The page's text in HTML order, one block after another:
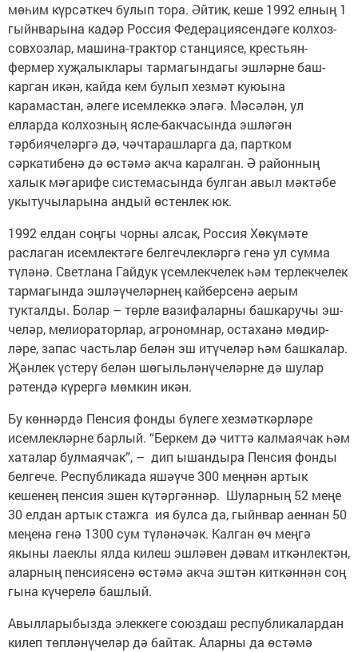
мөһим күрсәткеч булып тора. Әйтик, кеше 1992 ел­ның 1
гыйнварына кадәр Рос­сия Федерациясендәге колхоз-
совхозлар, машина-трактор станциясе, крес­тьян­-
фермер хуҗалыклары тармагындагы эшләрне баш­
карган икән, кайда кем булып хезмәт куюына
карамастан, әлеге исемлеккә эләгә. Мәсәлән, ул
елларда колхозның ясле-бакча­сында эшләгән
тәрбияче­ләргә дә, чәчтарашларга да, партком
сәркатибенә дә өстәмә акча каралган. Ә районның
халык мәгарифе системасында булган авыл мәктәбе
укытучыларына ан­дый өс­тенлек юк.
1992 елдан соңгы чорны алсак, Россия Хөкүмәте
раслаган исемлектәге белгеч­лек­ләргә генә ул сумма
түләнә. Светлана Гайдук үсемлекчелек һәм терлекчелек
тармагында эшләүче­ләрнең кайберсенә аерым
тукталды. Болар – төрле вазифаларны башкаручы эш­
челәр, мелиораторлар, агрономнар, остаханә мөдир­
ләре, запас частьлар белән эш итүчеләр һәм башкалар.
Җәнлек үстерү белән шө­гыльләнүчеләрне дә шулар
рәтендә күрергә мөмкин икән.
Бу көннәрдә Пенсия фон­ды бүлеге хезмәт­кәрлә­ре
исемлекләрне барлый. “Беркем дә читтә калмаячак һәм
хаталар булмаячак”, – дип ышандыра Пенсия фонды
белгече. Республикада яшәүче 300 меңнән артык
кешенең пенсия эшен кү­тәргәннәр. Шуларның 52 меңе
30 елдан артык стажга ия булса да, гыйнвар аеннан 50
меңенә генә 1300 сум түләнәчәк. Калган өч меңгә
якыны лаеклы ялда килеш эшләвен дәвам ит­кәнлектән,
аларның пен­сиясенә өстәмә акча эштән киткәннән соң
гына кү­черелә башлый.
Авылларыбызда элеккеге союздаш республикалардан
килеп төпләнүче­ләр дә байтак. Аларны да өстәмә